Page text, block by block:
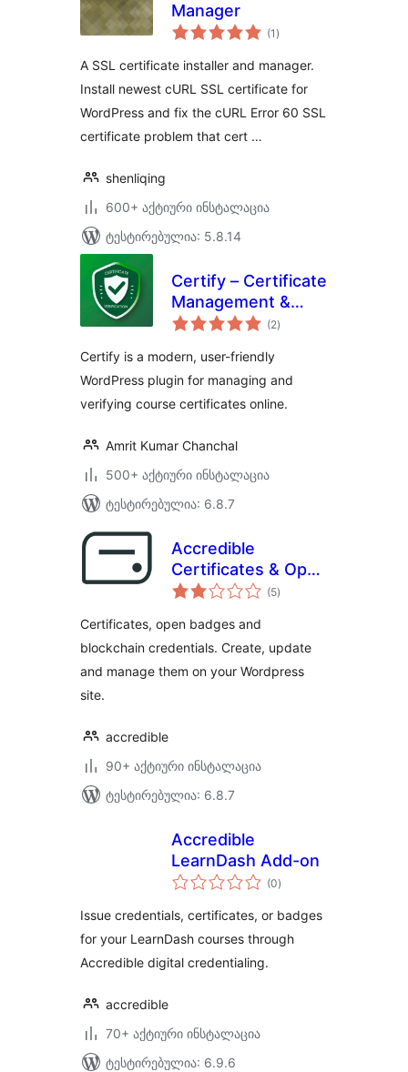
Manager
(1 საერთო
რეიტინგი
)
A SSL certificate installer and manager.
Install newest cURL SSL certificate for
WordPress and fix the cURL Error 60 SSL
certificate problem that cert …
shenliqing
600+ აქტიური ინსტალაცია
ტესტირებულია: 5.8.14
Certify – Certificate
Management &
Verification (2საერთო
რეიტინგი
)
Certify is a modern, user-friendly
WordPress plugin for managing and
verifying course certificates online.
Amrit Kumar Chanchal
500+ აქტიური ინსტალაცია
ტესტირებულია: 6.8.7
Accredible
Certificates & Open
Badges
(5საერთო
რეიტინგი
)
Certificates, open badges and
blockchain credentials. Create, update
and manage them on your Wordpress
site.
accredible
90+ აქტიური ინსტალაცია
ტესტირებულია: 6.8.7
Accredible
LearnDash Add-on
(0საერთო
რეიტინგი
)
Issue credentials, certificates, or badges
for your LearnDash courses through
Accredible digital credentialing.
accredible
70+ აქტიური ინსტალაცია
ტესტირებულია: 6.9.6